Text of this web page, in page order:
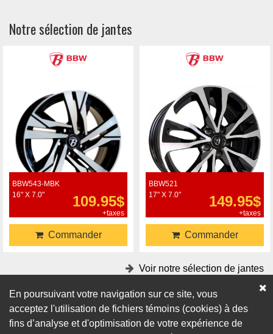
Notre sélection de jantes
BBW543-MBK
16" X 7.0"
109.95$
+taxes
Commander
BBW521
17" X 7.0"
149.95$
+taxes
Commander
Voir notre sélection de jantes
Accessoires
Adaptateurs Bagues de centrage
En poursuivant votre navigation sur ce site, vous
acceptez l'utilisation de fichiers témoins (cookies) à des
fins d’analyse et d'optimisation de votre expérience de